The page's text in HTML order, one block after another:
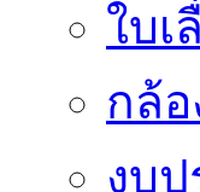
ใบ
กล้
งบ